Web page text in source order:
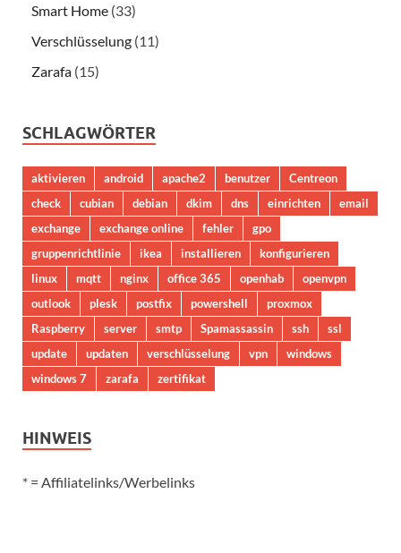
Smart Home (33)
Verschlüsselung (11)
Zarafa (15)
SCHLAGWÖRTER
aktivieren android apache2 benutzer
Centreon
check
cubian debian dkim dns einrichten
email
exchange
exchange online fehler
gpo
gruppenrichtlinie
ikea installieren
konfigurieren
linux
mqtt nginx office 365 openhab
openvpn
outlook
plesk postfix powershell
proxmox
Raspberry
server smtp Spamassassin ssh
ssl
update
updaten verschlüsselung vpn
windows
windows 7
zarafa zertifikat
HINWEIS
* = Affiliatelinks/Werbelinks